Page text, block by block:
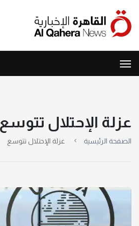
عزلة الإحتلال تتوسع
الصفحة الرئيسية عزلة الإحتلال تتوسع